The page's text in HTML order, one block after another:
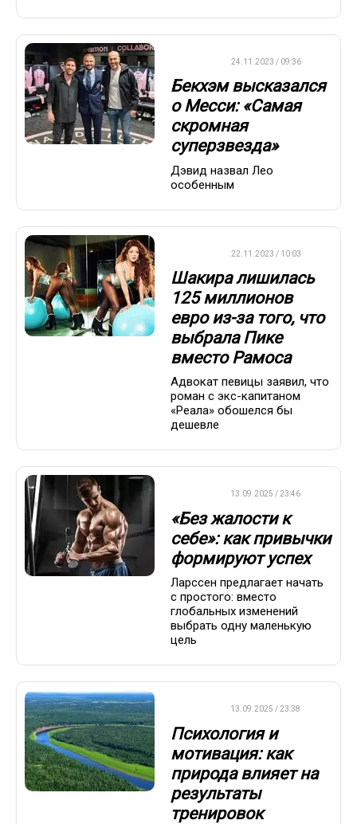
24.11.2023 / 09:36
Бекхэм высказался
о Месси: «Самая
скромная
суперзвезда»
Дэвид назвал Лео
особенным
22.11.2023 / 10:03
Шакира лишилась
125 миллионов
евро из-за того, что
выбрала Пике
вместо Рамоса
Адвокат певицы заявил, что
роман с экс-капитаном
«Реала» обошелся бы
дешевле
13.09.2025 / 23:46
«Без жалости к
себе»: как привычки
формируют успех
Ларссен предлагает начать
с простого: вместо
глобальных изменений
выбрать одну маленькую
цель
13.09.2025 / 23:38
Психология и
мотивация: как
природа влияет на
результаты
тренировок